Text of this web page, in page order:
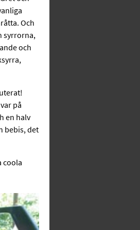
Och
syrrorna,
och
på
en halv
bebis, det
coola